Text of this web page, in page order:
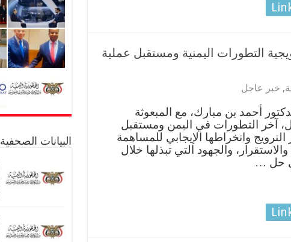
التطورات اليمنية ومستقبل عملية
, خبر عاجل
أحمد بن مبارك، مع المبعوثة
آخر التطورات في اليمن ومستقبل
وانخراطها الإيجابي للمساهمة
والجهود التي تبذلها خلال
حل …
البيانات الصحفية